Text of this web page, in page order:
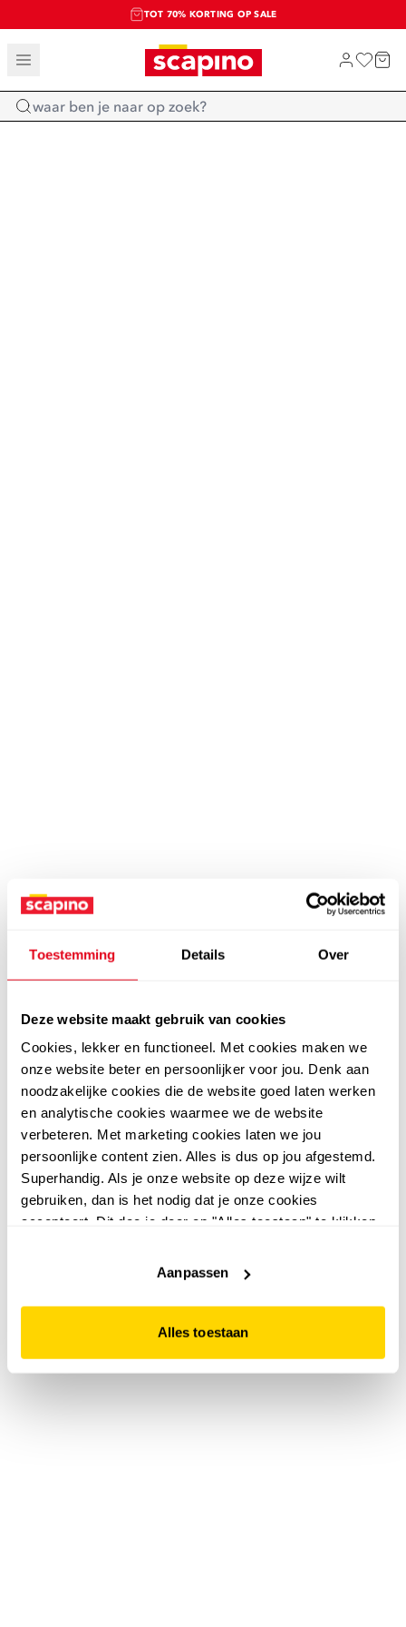
Toestemming Details Over
Deze website maakt gebruik van cookies
Cookies, lekker en functioneel. Met cookies maken we
onze website beter en persoonlijker voor jou. Denk aan
noodzakelijke cookies die de website goed laten werken
en analytische cookies waarmee we de website
verbeteren. Met marketing cookies laten we jou
persoonlijke content zien. Alles is dus op jou afgestemd.
Superhandig. Als je onze website op deze wijze wilt
gebruiken, dan is het nodig dat je onze cookies
accepteert. Dit doe je door op "Alles toestaan" te klikken.
website niet optimaal functioneert.
Aanpassen
Alles toestaan
TOT 70% KORTING OP SALE
SALE: LAATSTE KANS!
SHOP NIEUW
Home